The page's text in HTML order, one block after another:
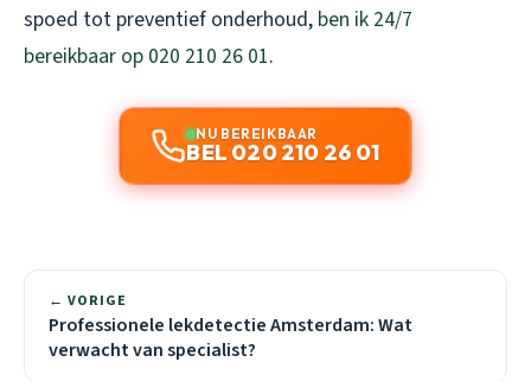
spoed tot preventief onderhoud, ben ik 24/7
bereikbaar op 020 210 26 01.
NU BEREIKBAAR
BEL 020 210 26 01
← VORIGE
Professionele lekdetectie Amsterdam: Wat
verwacht van specialist?